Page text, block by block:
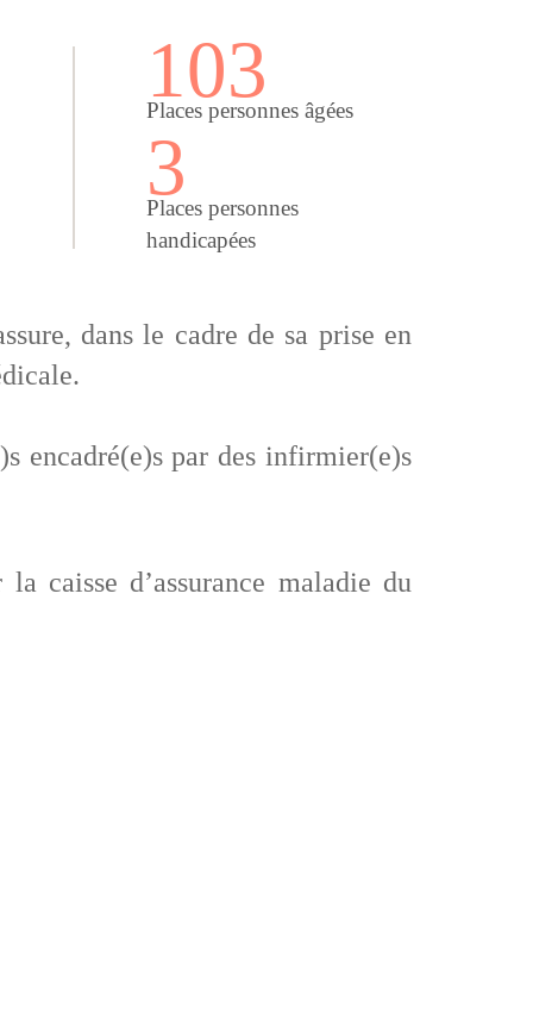
103
Places personnes âgées
3
Places personnes
handicapées
dans le cadre de sa prise en
encadré(e)s par des infirmier(e)s
la caisse d’assurance maladie du